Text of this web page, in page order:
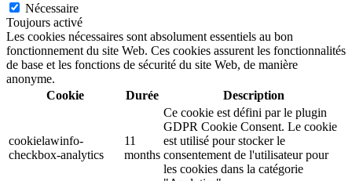
Nécessaire
Toujours activé
Les cookies nécessaires sont absolument essentiels au bon
fonctionnement du site Web. Ces cookies assurent les fonctionnalités
de base et les fonctions de sécurité du site Web, de manière
anonyme.
Cookie
Durée Description
cookielawinfo-
checkbox-analytics
11
months
Ce cookie est défini par le plugin
GDPR Cookie Consent. Le cookie
est utilisé pour stocker le
consentement de l'utilisateur pour
les cookies dans la catégorie